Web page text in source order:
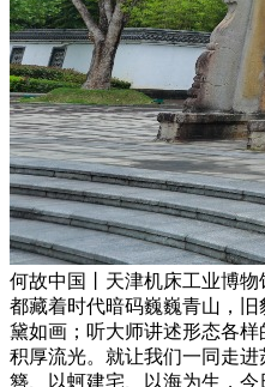
何故中国丨天津机床工业博物
都藏着时代暗码巍巍青山，
黛如画；听大师讲述形态各样
积厚流光。就让我们一同走
簪、以蚵建宅、以海为生，今